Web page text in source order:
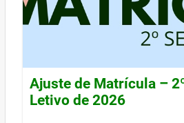
Ajuste de Matrícula –
Letivo de 2026